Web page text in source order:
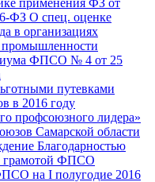
ФЗ О спец. оценке
в организациях
промышленности
ФПСО № 4 от 25
путевками
в 2016 году
профсоюзного лидера»
Самарской области
Благодарностью
ФПСО
на I полугодие 2016